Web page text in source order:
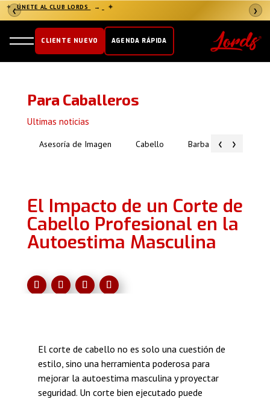
❮ ❯
✦ ÚNETE AL CLUB LORDS → ✦
CLIENTE NUEVO AGENDA RÁPIDA
Para Caballeros
Ultimas noticias
‹
Asesoría de Imagen Cabello Barba Piel
›
El Impacto de un Corte de
Cabello Profesional en la
Autoestima Masculina
El corte de cabello no es solo una cuestión de
estilo, sino una herramienta poderosa para
mejorar la autoestima masculina y proyectar
seguridad. Un corte bien ejecutado puede